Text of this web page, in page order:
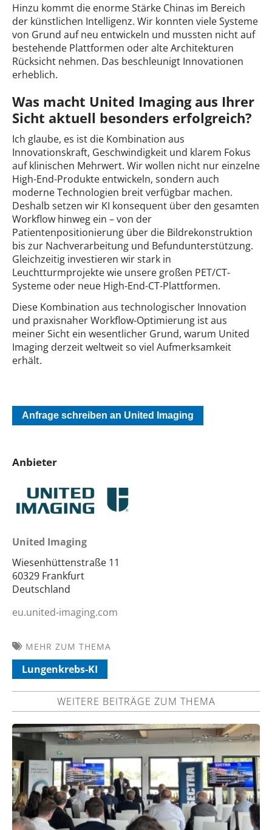
Hinzu kommt die enorme Stärke Chinas im Bereich
der künstlichen Intelligenz. Wir konnten viele Systeme
von Grund auf neu entwickeln und mussten nicht auf
bestehende Plattformen oder alte Architekturen
Rücksicht nehmen. Das beschleunigt Innovationen
erheblich.
Was macht United Imaging aus Ihrer
Sicht aktuell besonders erfolgreich?
Ich glaube, es ist die Kombination aus
Innovationskraft, Geschwindigkeit und klarem Fokus
auf klinischen Mehrwert. Wir wollen nicht nur einzelne
High-End-Produkte entwickeln, sondern auch
moderne Technologien breit verfügbar machen.
Deshalb setzen wir KI konsequent über den gesamten
Workflow hinweg ein – von der
Patientenpositionierung über die Bildrekonstruktion
bis zur Nachverarbeitung und Befundunterstützung.
Gleichzeitig investieren wir stark in
Leuchtturmprojekte wie unsere großen PET/CT-
Systeme oder neue High-End-CT-Plattformen.
Diese Kombination aus technologischer Innovation
und praxisnaher Workflow-Optimierung ist aus
meiner Sicht ein wesentlicher Grund, warum United
Imaging derzeit weltweit so viel Aufmerksamkeit
erhält.
Anfrage schreiben an United Imaging
Anbieter
United Imaging
Wiesenhüttenstraße 11
60329 Frankfurt
Deutschland
eu.united-imaging.com
MEHR ZUM THEMA
Lungenkrebs-KI
WEITERE BEITRÄGE ZUM THEMA